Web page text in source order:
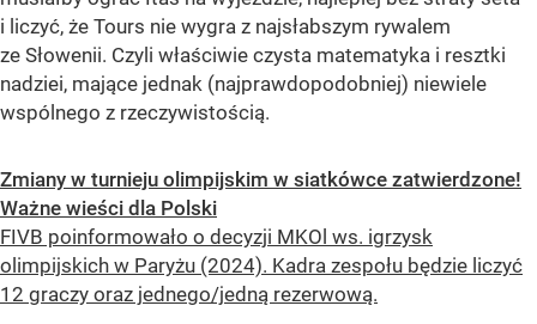
i liczyć, że Tours nie wygra z najsłabszym rywalem
ze Słowenii. Czyli właściwie czysta matematyka i resztki
nadziei, mające jednak (najprawdopodobniej) niewiele
wspólnego z rzeczywistością.
Zmiany w turnieju olimpijskim w siatkówce zatwierdzone!
Ważne wieści dla Polski
FIVB poinformowało o decyzji MKOl ws. igrzysk
olimpijskich w Paryżu (2024). Kadra zespołu będzie liczyć
12 graczy oraz jednego/jedną rezerwową.